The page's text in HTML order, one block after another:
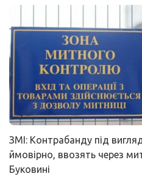
ЗМІ: Контрабанду під
ймовірно, ввозять через
Буковині